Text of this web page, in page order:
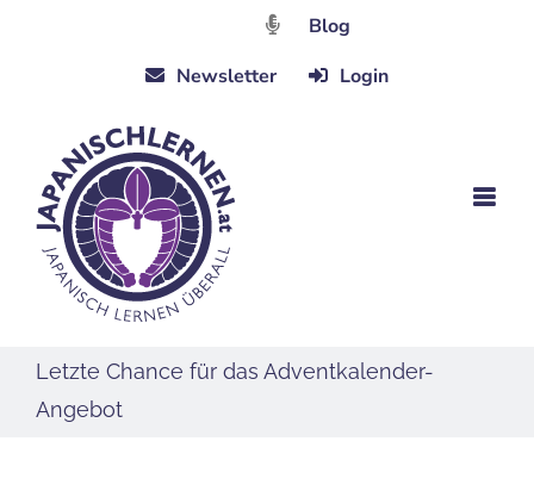
Blog
Newsletter
Login
Letzte Chance für das Adventkalender-
Angebot